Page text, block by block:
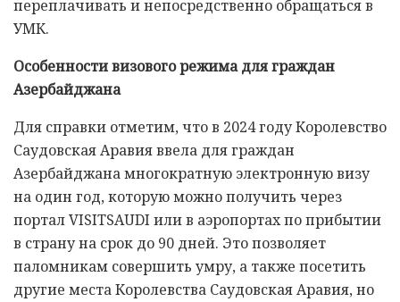
переплачивать и непосредственно обращаться в
УМК.
Особенности визового режима для граждан
Азербайджана
Для справки отметим, что в 2024 году Королевство
Саудовская Аравия ввела для граждан
Азербайджана многократную электронную визу
на один год, которую можно получить через
портал VISITSAUDI или в аэропортах по прибытии
в страну на срок до 90 дней. Это позволяет
паломникам совершить умру, а также посетить
другие места Королевства Саудовская Аравия, но